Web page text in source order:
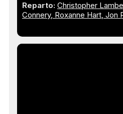
Reparto: Christopher
Connery Roxanne Hart Jon